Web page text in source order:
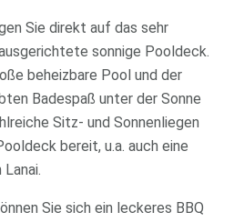
Sie direkt auf das sehr
sonnige Pooldeck.
beheizbare Pool und der
Badespaß unter der Sonne
Sitz- und Sonnenliegen
bereit, u.a. auch eine
Sie sich ein leckeres BBQ